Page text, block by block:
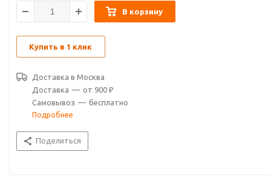
В корзину
Купить в 1 клик
Доставка в Москва
Доставка — от 900 ₽
Самовывоз — бесплатно
Подробнее
Поделиться